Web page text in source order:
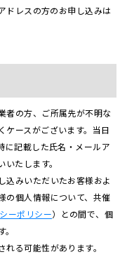
ドレスの方のお申し込みは
者の方、ご所属先が不明な
ケースがございます。当日
記載した氏名・メールア
たします。
込みいただいたお客様およ
の個人情報について、共催
ーポリシー）との間で、個
る可能性があります。